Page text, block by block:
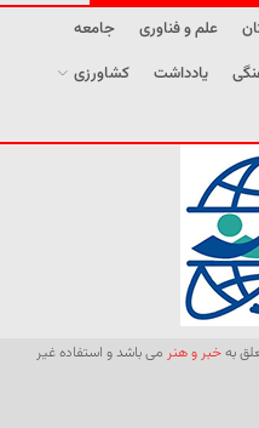
علم و فناوری
جامعه
یادداشت
کشاورزی
بهخبر و هنر می باشد و استفاده غیر